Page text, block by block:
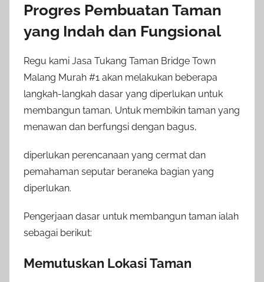
Progres Pembuatan Taman
yang Indah dan Fungsional
Regu kami Jasa Tukang Taman Bridge Town
Malang Murah #1 akan melakukan beberapa
langkah-langkah dasar yang diperlukan untuk
membangun taman, Untuk membikin taman yang
menawan dan berfungsi dengan bagus,
diperlukan perencanaan yang cermat dan
pemahaman seputar beraneka bagian yang
diperlukan.
Pengerjaan dasar untuk membangun taman ialah
sebagai berikut:
Memutuskan Lokasi Taman